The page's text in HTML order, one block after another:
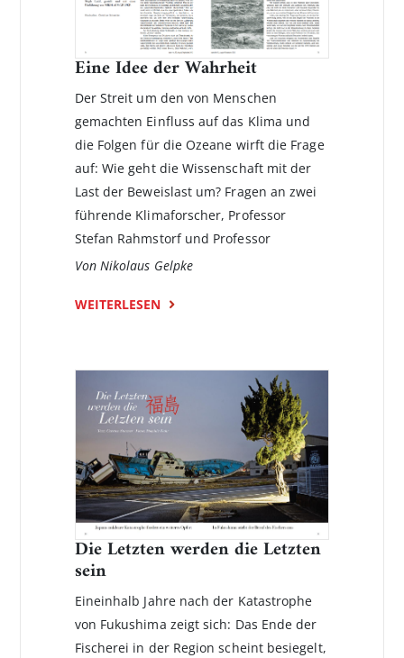
Eine Idee der Wahrheit
Der Streit um den von Menschen
gemachten Einfluss auf das Klima und
die Folgen für die Ozeane wirft die Frage
auf: Wie geht die Wissenschaft mit der
Last der Beweislast um? Fragen an zwei
führende Klimaforscher, Professor
Stefan­ Rahmstorf und Profes­sor
Von Nikolaus Gelpke
WEITERLESEN
Die Letzten werden die Letzten
sein
Eineinhalb Jahre nach der Katastrophe
von Fukushima zeigt sich: Das Ende der
Fischerei in der Region scheint besiegelt,